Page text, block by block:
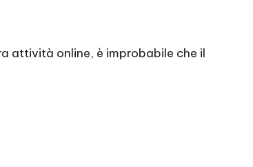
attività online, è improbabile che il